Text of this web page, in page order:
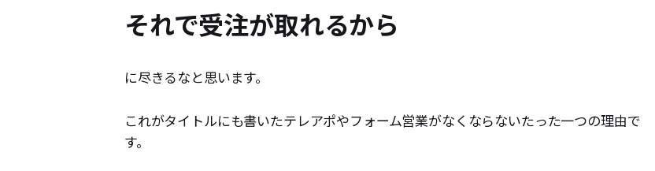
それで受注が取れるから
に尽きるなと思います。
これがタイトルにも書いたテレアポやフォーム営業がなくならないたった一つの理由で
す。